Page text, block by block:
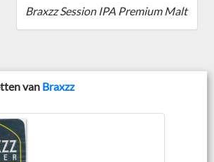
Braxzz Session IPA Premium Malt
van Braxzz